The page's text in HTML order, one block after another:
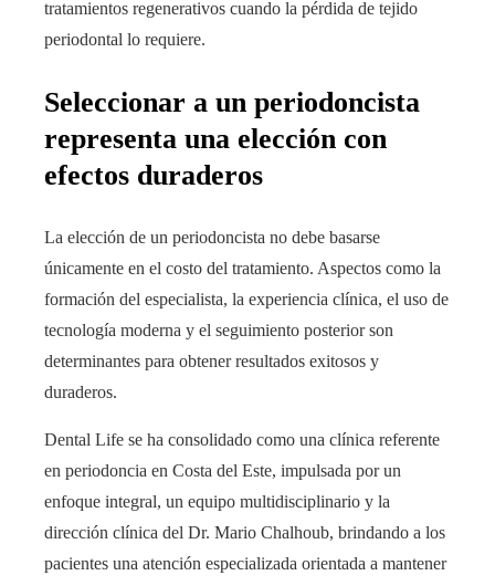
tratamientos regenerativos cuando la pérdida de tejido
periodontal lo requiere.
Seleccionar a un periodoncista
representa una elección con
efectos duraderos
La elección de un periodoncista no debe basarse
únicamente en el costo del tratamiento. Aspectos como la
formación del especialista, la experiencia clínica, el uso de
tecnología moderna y el seguimiento posterior son
determinantes para obtener resultados exitosos y
duraderos.
Dental Life se ha consolidado como una clínica referente
en periodoncia en Costa del Este, impulsada por un
enfoque integral, un equipo multidisciplinario y la
dirección clínica del Dr. Mario Chalhoub, brindando a los
pacientes una atención especializada orientada a mantener